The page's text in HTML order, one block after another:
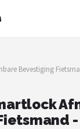
Bevestiging